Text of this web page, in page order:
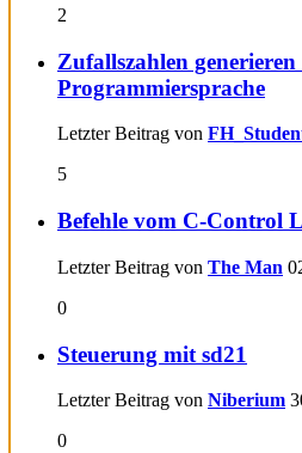
2
Zufallszahlen
Programmiersprache
Letzter Beitrag von
5
Befehle vom C-Control
Letzter Beitrag von The Man
0
Steuerung mit sd21
Letzter Beitrag von Niberium
0